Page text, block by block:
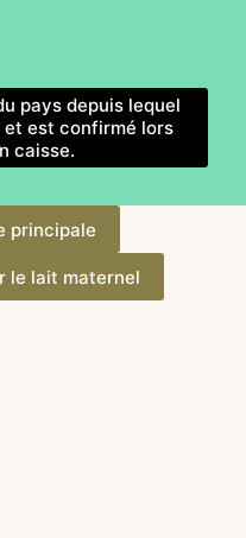
pays depuis lequel
et est confirmé lors
caisse.
principale
le lait maternel